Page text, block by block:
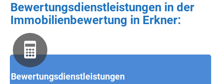
Bewertungsdienstleistungen in der
Immobilienbewertung in Erkner:
Bewertungsdienstleistungen